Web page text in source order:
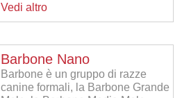
Vedi altro
Barbone Nano
Barbone è un gruppo di razze
canine formali, la Barbone Grande